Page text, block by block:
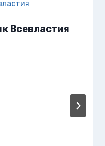
Всевластия